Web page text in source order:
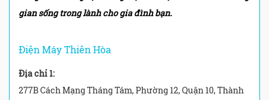
gian sống trong lành cho gia đình bạn.
Điện Máy Thiên Hòa
Địa chỉ 1:
277B Cách Mạng Tháng Tám, Phường 12, Quận 10, Thành